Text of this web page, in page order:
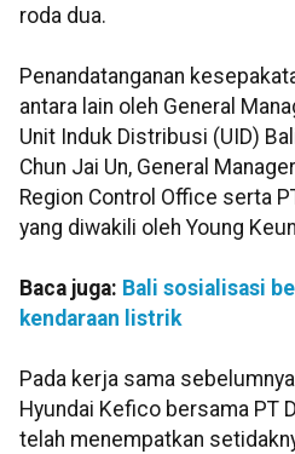
roda dua.
Penandatanganan
antara lain oleh General
Unit Induk Distribusi (UID)
Chun Jai Un, General
Region Control Office serta
yang diwakili oleh Young
Baca juga: Bali sosialisasi
kendaraan listrik
Pada kerja sama
Hyundai Kefico bersama PT
telah menempatkan